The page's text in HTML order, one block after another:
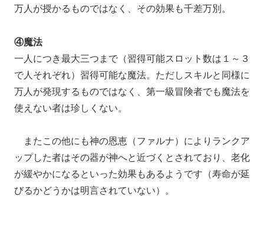
万人が授かるものではなく、その効果も千差万別。
④魔法
一人につき最大三つまで（習得可能スロット数は１～３
で人それぞれ）習得可能な魔法。ただしスキルと同様に
万人が発現するものではなく、第一級冒険者でも魔法を
使えない者は珍しくない。
またこの他にも神の恩恵（ファルナ）によりランクア
ップした者はその器が神へと近づくとされており、老化
が緩やかになるといった効果もあるようです（寿命が延
びるかどうかは明言されていない）。